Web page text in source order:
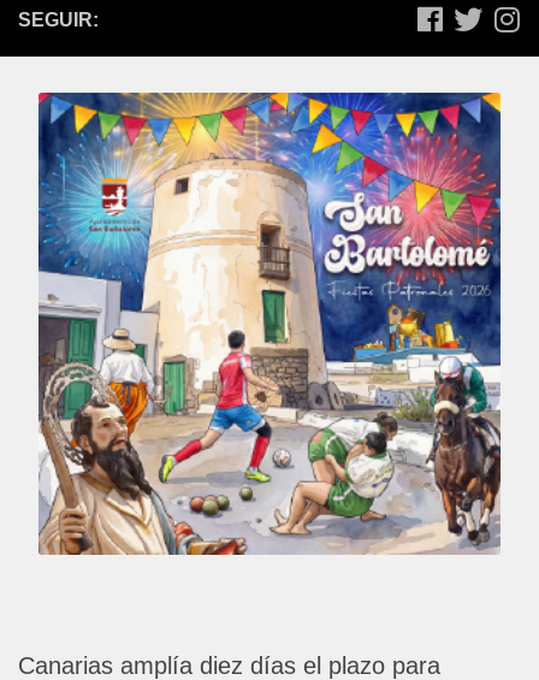
SEGUIR:
Canarias amplía diez días el plazo para